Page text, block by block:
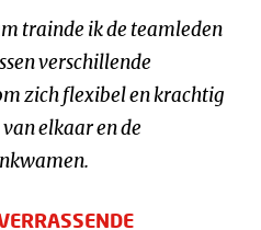
trainde ik de teamleden
verschillende
zich flexibel en krachtig
elkaar en de